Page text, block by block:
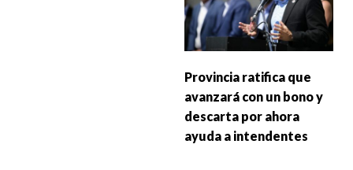
Provincia ratifica que
avanzará con un bono y
descarta por ahora
ayuda a intendentes